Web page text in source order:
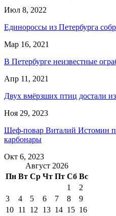
Июл 8, 2022
Единороссы из Петербурга
Мар 16, 2021
В Петербурге неизвестные
Апр 11, 2021
Двух вмёрзших птиц достали
Ноя 29, 2023
Шеф-повар Виталий Истомин
карбонары
Окт 6, 2023
Август 2026
Пн Вт Ср Чт Пт Сб Вс
1
2
3
4 5 6 7 8
9
10 11 12 13 14 15 16